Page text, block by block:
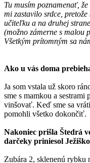
Tu musím poznamenať,
mi zastavilo srdce,
učiteľku a na druhej
(možno zámerne s malou
Všetkým prítomným sa
Ako u vás doma
Ja som vstala už skoro
sme s mamkou a sestrami
vinšovať. Keď sme sa
pomohli všetko dokončiť.
Nakoniec prišla Štedrá
darčeky priniesol
Zubára 2, sklenenú rybku